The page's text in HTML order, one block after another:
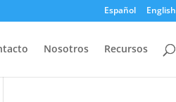
Español English
Nosotros Recursos